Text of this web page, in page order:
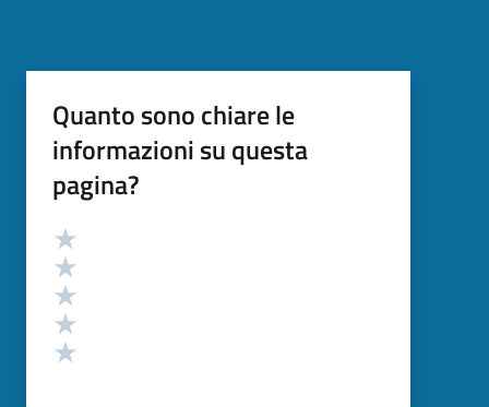
Quanto sono chiare le
informazioni su questa
pagina?
Valutazione